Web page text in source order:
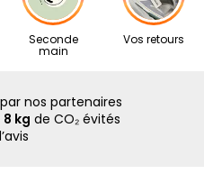
de notre réseau de
avec soin pour leur
ont été contrôlés et
Seconde
main
Vos retours
nos partenaires
8 kg de CO₂ évités